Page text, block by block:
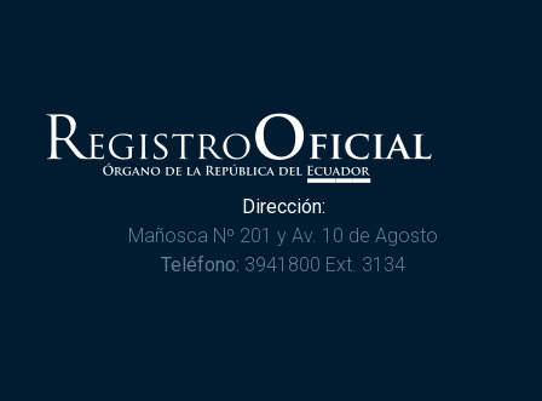
Dirección:
Mañosca Nº 201 y Av. 10 de Agosto
Teléfono: 3941800 Ext. 3134